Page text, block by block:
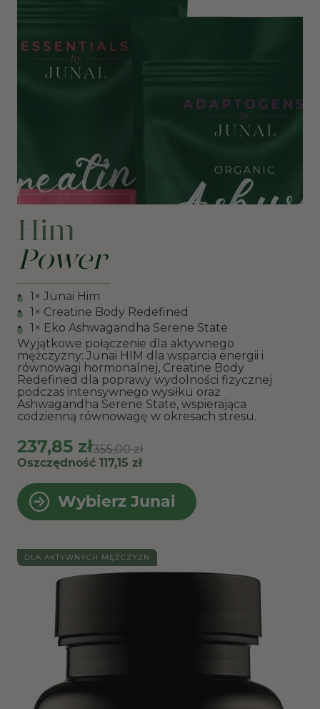
Him
Power
1× Junai Him
1× Creatine Body Redefined
1× Eko Ashwagandha Serene State
Wyjątkowe połączenie dla aktywnego
mężczyzny: Junai HIM dla wsparcia energii i
równowagi hormonalnej, Creatine Body
Redefined dla poprawy wydolności fizycznej
podczas intensywnego wysiłku oraz
Ashwagandha Serene State, wspierająca
codzienną równowagę w okresach stresu.
237,85 zł355,00 zł
Oszczędność 117,15 zł
Wybierz Junai
DLA AKTYWNYCH MĘŻCZYZN